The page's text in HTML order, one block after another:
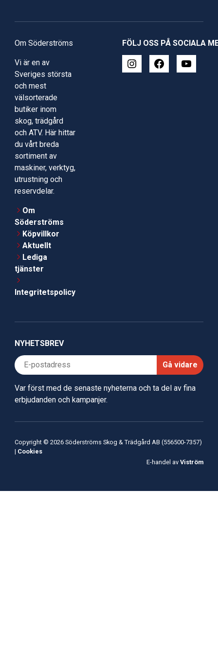
Om Söderströms
Vi är en av
Sveriges största
och mest
välsorterade
butiker inom
skog, trädgård
och ATV. Här hittar
du vårt breda
sortiment av
maskiner, verktyg,
utrustning och
reservdelar.
Om
Söderströms
Köpvillkor
Aktuellt
Lediga
tjänster
Integritetspolicy
FÖLJ OSS PÅ SOCIALA
NYHETSBREV
Gå vidare
Var först med de senaste nyheterna och ta del av fina
erbjudanden och kampanjer.
Copyright © 2026 Söderströms Skog & Trädgård AB (556500-7357)
| Cookies
E-handel av Viström